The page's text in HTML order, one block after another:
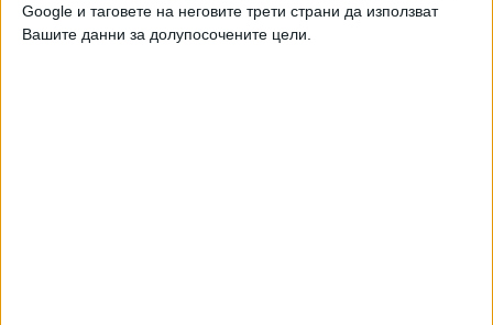
Google и таговете на неговите трети страни да използват
Вашите данни за долупосочените цели.
че при тях е постъпило уведомление за строителни
дейности с тежка механизирана техника на 15 март с